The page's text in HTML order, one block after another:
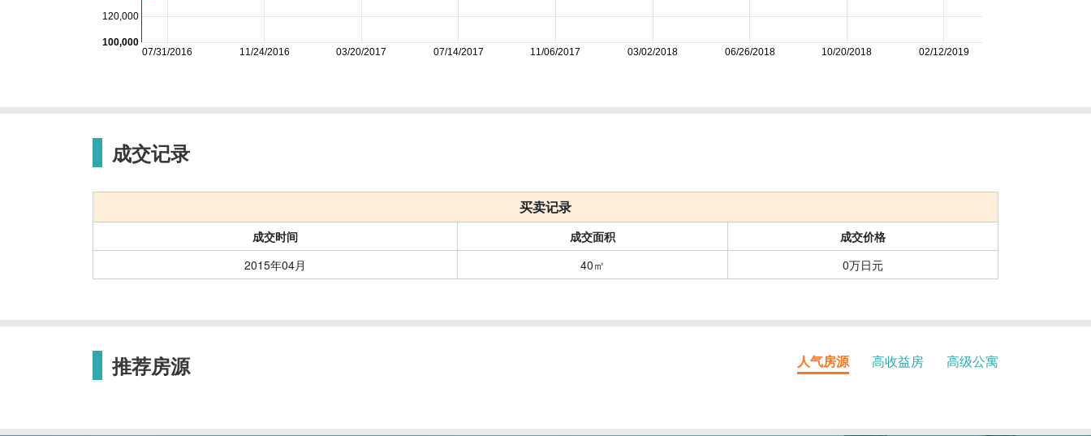
07/31/2016 11/24/2016 03/20/2017 07/14/2017 11/06/2017 03/02/2018 06/26/2018 10/20/2018 02/12/2019
120,000
100,000
成交记录
买卖记录
成交时间 成交面积
成交价格
2015年04月
40㎡ 0万日元
推荐房源 人气房源 高收益房 高级公寓